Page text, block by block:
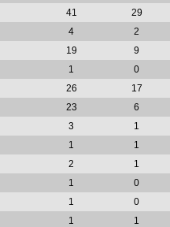
41
29
4
2
19
9
1
0
26
17
23
6
3
1
1
1
2
1
1
0
1
0
1
1